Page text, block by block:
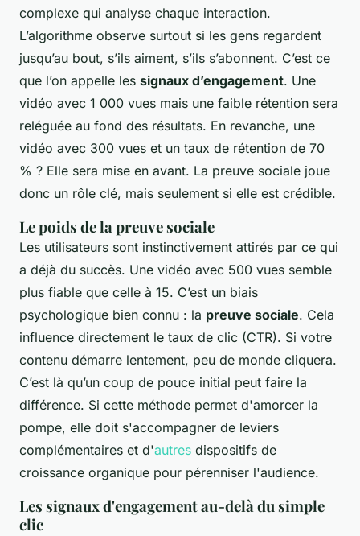
complexe qui analyse chaque interaction.
L’algorithme observe surtout si les gens regardent
jusqu’au bout, s’ils aiment, s’ils s’abonnent. C’est ce
que l’on appelle les signaux d’engagement. Une
vidéo avec 1 000 vues mais une faible rétention sera
reléguée au fond des résultats. En revanche, une
vidéo avec 300 vues et un taux de rétention de 70
% ? Elle sera mise en avant. La preuve sociale joue
donc un rôle clé, mais seulement si elle est crédible.
Le poids de la preuve sociale
Les utilisateurs sont instinctivement attirés par ce qui
a déjà du succès. Une vidéo avec 500 vues semble
plus fiable que celle à 15. C’est un biais
psychologique bien connu : la preuve sociale. Cela
influence directement le taux de clic (CTR). Si votre
contenu démarre lentement, peu de monde cliquera.
C’est là qu’un coup de pouce initial peut faire la
différence. Si cette méthode permet d'amorcer la
pompe, elle doit s'accompagner de leviers
complémentaires et d'autres dispositifs de
croissance organique pour pérenniser l'audience.
Les signaux d'engagement au-delà du simple
clic